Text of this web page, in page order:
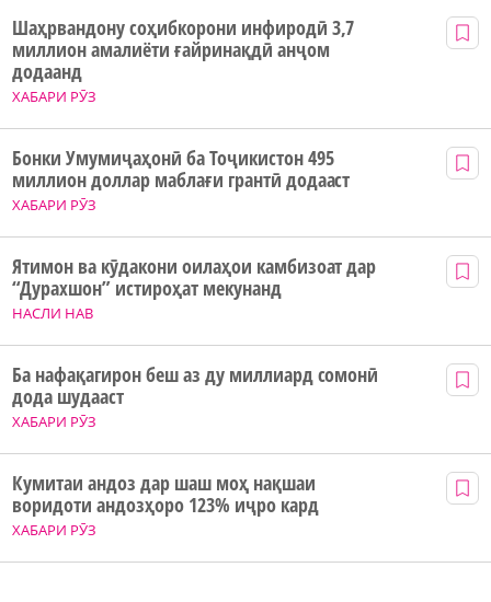
ХАБАРИ РӮЗ
Шаҳрвандону соҳибкорони инфиродӣ 3,7
миллион амалиёти ғайринақдӣ анҷом
додаанд
ХАБАРИ РӮЗ
Бонки Умумиҷаҳонӣ ба Тоҷикистон 495
миллион доллар маблағи грантӣ додааст
НАСЛИ НАВ
Ятимон ва кӯдакони оилаҳои камбизоат дар
“Дурахшон” истироҳат мекунанд
ХАБАРИ РӮЗ
Ба нафақагирон беш аз ду миллиард сомонӣ
дода шудааст
ХАБАРИ РӮЗ
Кумитаи андоз дар шаш моҳ нақшаи
воридоти андозҳоро 123% иҷро кард